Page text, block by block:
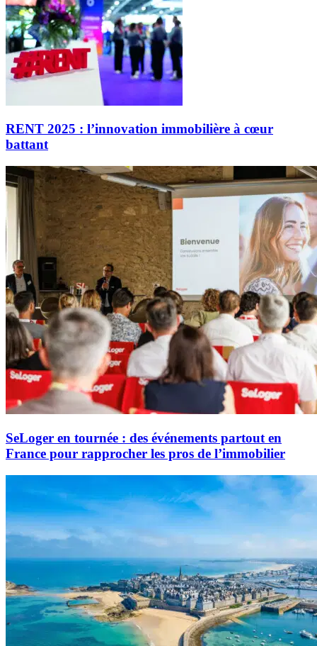
RENT 2025 : l’innovation immobilière à cœur
battant
SeLoger en tournée : des événements partout en
France pour rapprocher les pros de l’immobilier